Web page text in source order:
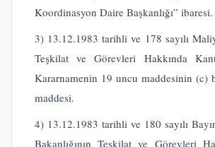
Koordinasyon Daire Başkanlığı” ibaresi.
3) 13.12.1983 tarihli ve 178 sayılı
Teşkilat ve Görevleri Hakkında
Kararnamenin 19 uncu maddesinin (c)
maddesi.
4) 13.12.1983 tarihli ve 180 sayılı
Bakanlığının Teşkilat ve Görevleri